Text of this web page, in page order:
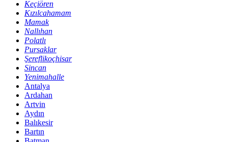
Keçiören
Kızılcahamam
Mamak
Nallıhan
Polatlı
Pursaklar
Şereflikoçhisar
Sincan
Yenimahalle
Antalya
Ardahan
Artvin
Aydın
Balıkesir
Bartın